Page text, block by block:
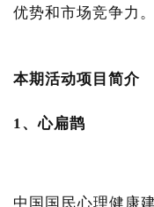
优势和市场竞争力。
本期活动项目简介
1、心扁鹊
中国国民心理健康